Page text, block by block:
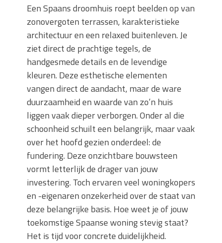
technisch vraagt
Een Spaans droomhuis roept beelden op van
zonovergoten terrassen, karakteristieke
architectuur en een relaxed buitenleven. Je
ziet direct de prachtige tegels, de
handgesmede details en de levendige
kleuren. Deze esthetische elementen
vangen direct de aandacht, maar de ware
duurzaamheid en waarde van zo’n huis
liggen vaak dieper verborgen. Onder al die
schoonheid schuilt een belangrijk, maar vaak
over het hoofd gezien onderdeel: de
fundering. Deze onzichtbare bouwsteen
vormt letterlijk de drager van jouw
investering. Toch ervaren veel woningkopers
en -eigenaren onzekerheid over de staat van
deze belangrijke basis. Hoe weet je of jouw
toekomstige Spaanse woning stevig staat?
Het is tijd voor concrete duidelijkheid.